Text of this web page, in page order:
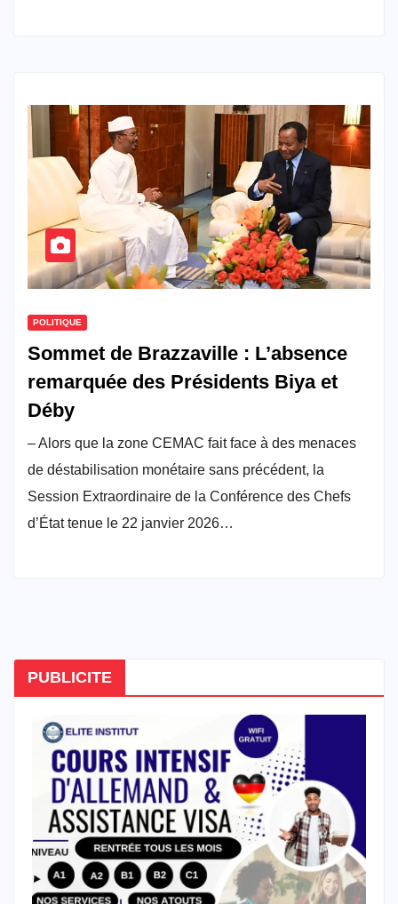
POLITIQUE
Sommet de Brazzaville : L’absence
remarquée des Présidents Biya et
Déby
– Alors que la zone CEMAC fait face à des menaces
de déstabilisation monétaire sans précédent, la
Session Extraordinaire de la Conférence des Chefs
d’État tenue le 22 janvier 2026…
PUBLICITE